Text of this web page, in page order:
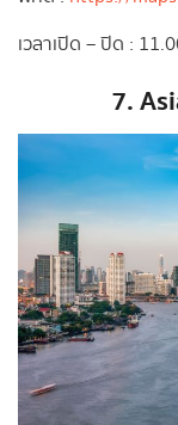
เวลาเปิด – ปิด :
7.